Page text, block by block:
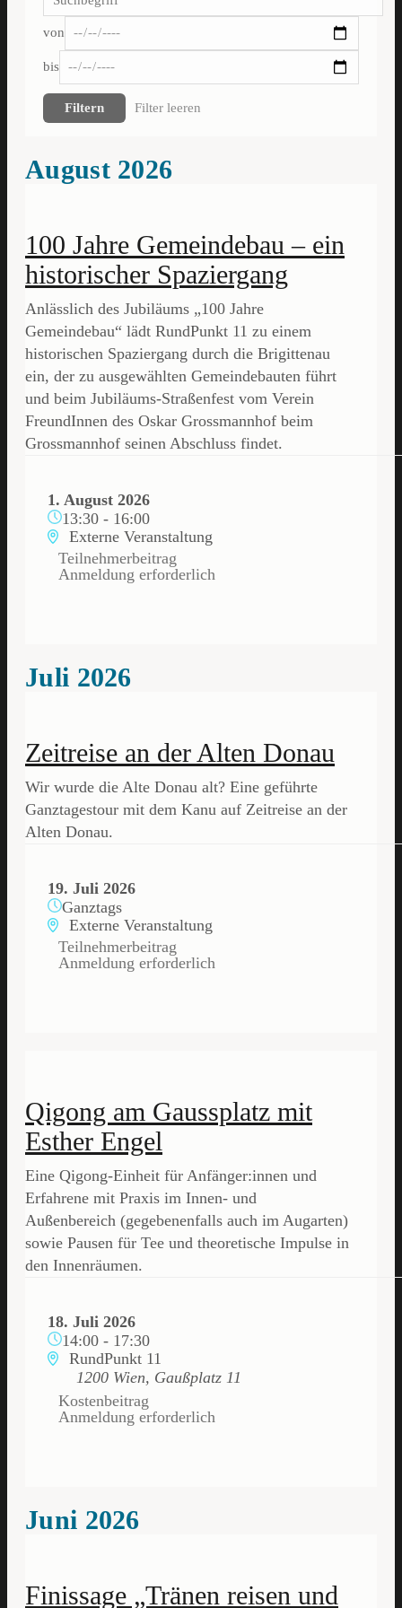
von
bis
Filtern Filter leeren
August 2026
100 Jahre Gemeindebau – ein
historischer Spaziergang
Anlässlich des Jubiläums „100 Jahre
Gemeindebau“ lädt RundPunkt 11 zu einem
historischen Spaziergang durch die Brigittenau
ein, der zu ausgewählten Gemeindebauten führt
und beim Jubiläums-Straßenfest vom Verein
FreundInnen des Oskar Grossmannhof beim
Grossmannhof seinen Abschluss findet.
1. August 2026
13:30 - 16:00
Externe Veranstaltung
Teilnehmerbeitrag
Anmeldung erforderlich
Juli 2026
Zeitreise an der Alten Donau
Wir wurde die Alte Donau alt? Eine geführte
Ganztagestour mit dem Kanu auf Zeitreise an der
Alten Donau.
19. Juli 2026
Ganztags
Externe Veranstaltung
Teilnehmerbeitrag
Anmeldung erforderlich
Qigong am Gaussplatz mit
Esther Engel
Eine Qigong-Einheit für Anfänger:innen und
Erfahrene mit Praxis im Innen- und
Außenbereich (gegebenenfalls auch im Augarten)
sowie Pausen für Tee und theoretische Impulse in
den Innenräumen.
18. Juli 2026
14:00 - 17:30
RundPunkt 11
1200 Wien, Gaußplatz 11
Kostenbeitrag
Anmeldung erforderlich
Juni 2026
Finissage „Tränen reisen und